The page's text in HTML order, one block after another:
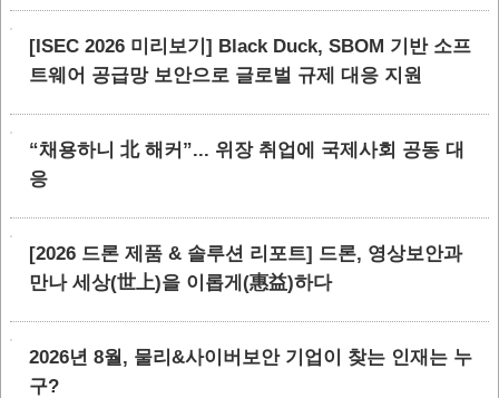
[ISEC 2026 미리보기] Black Duck, SBOM 기반 소프
트웨어 공급망 보안으로 글로벌 규제 대응 지원
“채용하니 北 해커”... 위장 취업에 국제사회 공동 대
응
[2026 드론 제품 & 솔루션 리포트] 드론, 영상보안과
만나 세상(世上)을 이롭게(惠益)하다
2026년 8월, 물리&사이버보안 기업이 찾는 인재는 누
구?